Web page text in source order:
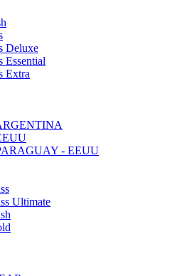
Deluxe
Essential
Extra
- EEUU
Ultimate